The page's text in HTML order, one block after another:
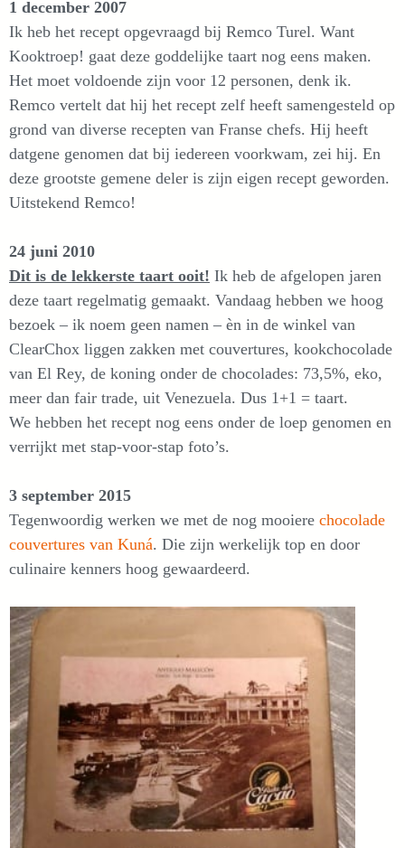
1 december 2007
Ik heb het recept opgevraagd bij Remco Turel. Want
Kooktroep! gaat deze goddelijke taart nog eens maken.
Het moet voldoende zijn voor 12 personen, denk ik.
Remco vertelt dat hij het recept zelf heeft samengesteld op
grond van diverse recepten van Franse chefs. Hij heeft
datgene genomen dat bij iedereen voorkwam, zei hij. En
deze grootste gemene deler is zijn eigen recept geworden.
Uitstekend Remco!
24 juni 2010
Dit is de lekkerste taart ooit! Ik heb de afgelopen jaren
deze taart regelmatig gemaakt. Vandaag hebben we hoog
bezoek – ik noem geen namen – èn in de winkel van
ClearChox liggen zakken met couvertures, kookchocolade
van El Rey, de koning onder de chocolades: 73,5%, eko,
meer dan fair trade, uit Venezuela. Dus 1+1 = taart.
We hebben het recept nog eens onder de loep genomen en
verrijkt met stap-voor-stap foto’s.
3 september 2015
Tegenwoordig werken we met de nog mooiere chocolade
couvertures van Kuná. Die zijn werkelijk top en door
culinaire kenners hoog gewaardeerd.